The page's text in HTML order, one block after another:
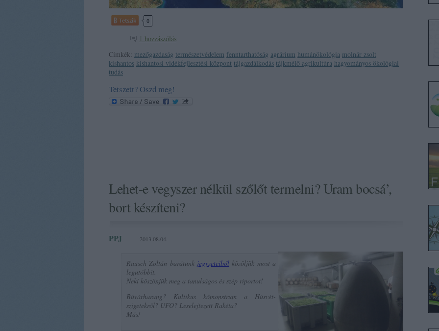
Tetszik 0
1 hozzászólás
Címkék: mezőgazdaság természetvédelem fenntarthatóság agrárium humánökológia molnár zsolt
kishantos kishantosi vidékfejlesztési központ tájgazdálkodás tájkmélő agrikultúra hagyományos ökológiai
tudás
Tetszett? Oszd meg!
Lehet-e vegyszer nélkül szőlőt termelni? Uram bocsá’,
bort készíteni?
PPJ 2013.08.04.
Rausch Zoltán barátunk jegyzeteiből közöljük most a
legutóbbit.
Neki köszönjük meg a tanulságos és szép riportot!
Búvárharang? Kultikus kőmonstrum a Húsvét-
szigetekről? UFO? Leselejtezett Rakéta?
Más!